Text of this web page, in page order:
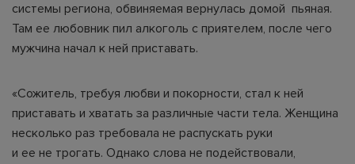
системы региона, обвиняемая вернулась домой пьяная.
Там ее любовник пил алкоголь с приятелем, после чего
мужчина начал к ней приставать.
«Сожитель, требуя любви и покорности, стал к ней
приставать и хватать за различные части тела. Женщина
несколько раз требовала не распускать руки
и ее не трогать. Однако слова не подействовали,